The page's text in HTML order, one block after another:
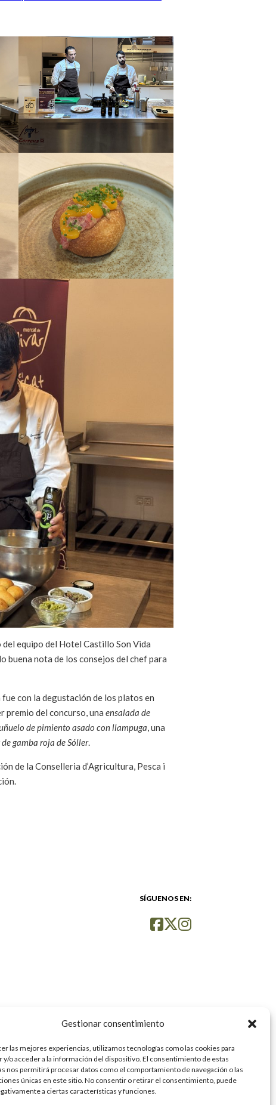
Gestionar consentimiento
las mejores experiencias, utilizamos tecnologías como las cookies para
y/o acceder a la información del dispositivo. El consentimiento de estas
nos permitirá procesar datos como el comportamiento de navegación o las
únicas en este sitio. No consentir o retirar el consentimiento, puede
a ciertas características y funciones.
equipo del Hotel Castillo Son Vida
buena nota de los consejos del chef para
con la degustación de los platos en
premio del concurso, una ensalada de
de pimiento asado con llampuga, una
gamba roja de Sóller.
de la Conselleria d’Agricultura, Pesca i
SÍGUENOS EN: